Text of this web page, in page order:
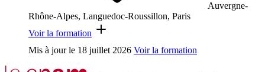
Auvergne-
Rhône-Alpes, Languedoc-Roussillon, Paris
Voir la formation
Mis à jour le 18 juillet 2026 Voir la formation